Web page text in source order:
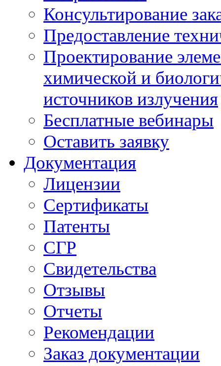
Консультирование
Предоставление
Проектирование
химической и
источников излучения
Бесплатные вебинары
Оставить заявку
Документация
Лицензии
Сертификаты
Патенты
СГР
Свидетельства
Отзывы
Отчеты
Рекомендации
Заказ документации